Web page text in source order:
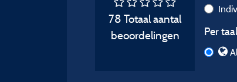
78 Totaal aantal
beoordelingen
Per